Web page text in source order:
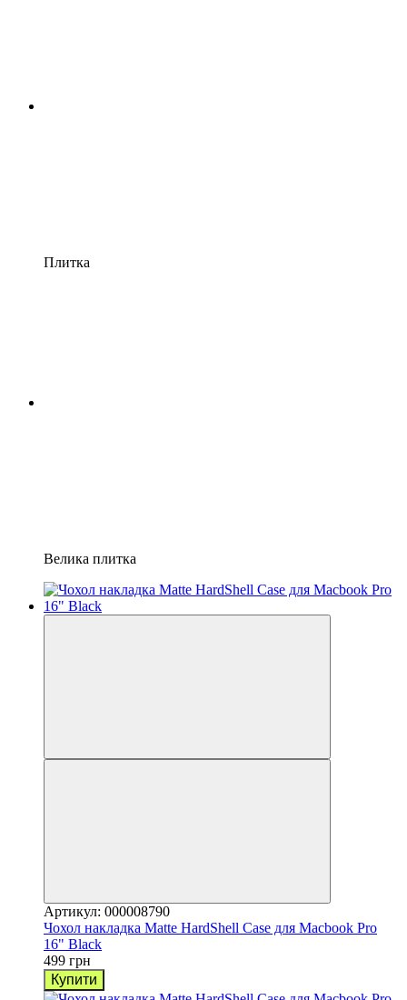
Плитка
Велика плитка
Артикул: 000008790
Чохол накладка Matte HardShell Case для Macbook Pro
16" Black
499 грн
Купити